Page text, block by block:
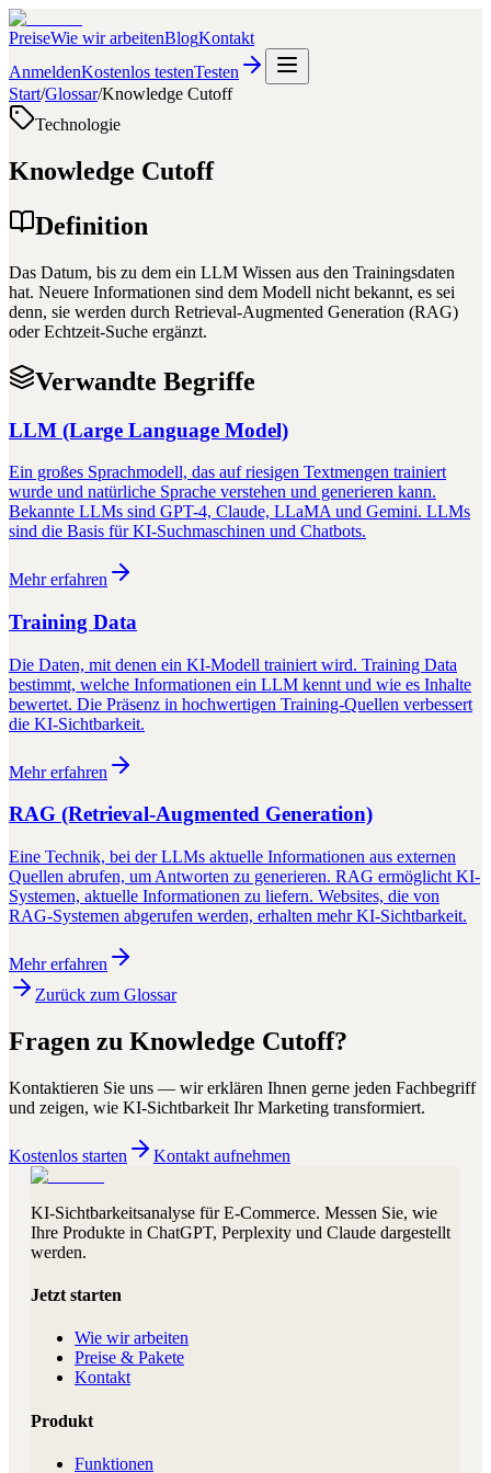
PreiseWie wir arbeitenBlogKontakt
AnmeldenKostenlos testenTesten
Start/Glossar/Knowledge Cutoff
Technologie
Knowledge Cutoff
Definition
Das Datum, bis zu dem ein LLM Wissen aus den Trainingsdaten
hat. Neuere Informationen sind dem Modell nicht bekannt, es sei
denn, sie werden durch Retrieval-Augmented Generation (RAG)
oder Echtzeit-Suche ergänzt.
Verwandte Begriffe
LLM (Large Language Model)
Ein großes Sprachmodell, das auf riesigen Textmengen trainiert
wurde und natürliche Sprache verstehen und generieren kann.
Bekannte LLMs sind GPT-4, Claude, LLaMA und Gemini. LLMs
sind die Basis für KI-Suchmaschinen und Chatbots.
Mehr erfahren
Training Data
Die Daten, mit denen ein KI-Modell trainiert wird. Training Data
bestimmt, welche Informationen ein LLM kennt und wie es Inhalte
bewertet. Die Präsenz in hochwertigen Training-Quellen verbessert
die KI-Sichtbarkeit.
Mehr erfahren
RAG (Retrieval-Augmented Generation)
Eine Technik, bei der LLMs aktuelle Informationen aus externen
Quellen abrufen, um Antworten zu generieren. RAG ermöglicht KI-
Systemen, aktuelle Informationen zu liefern. Websites, die von
RAG-Systemen abgerufen werden, erhalten mehr KI-Sichtbarkeit.
Mehr erfahren
Zurück zum Glossar
Fragen zu Knowledge Cutoff?
Kontaktieren Sie uns — wir erklären Ihnen gerne jeden Fachbegriff
und zeigen, wie KI-Sichtbarkeit Ihr Marketing transformiert.
Kostenlos starten Kontakt aufnehmen
KI-Sichtbarkeitsanalyse für E-Commerce. Messen Sie, wie
Ihre Produkte in ChatGPT, Perplexity und Claude dargestellt
werden.
Jetzt starten
Wie wir arbeiten
Preise & Pakete
Kontakt
Produkt
Funktionen